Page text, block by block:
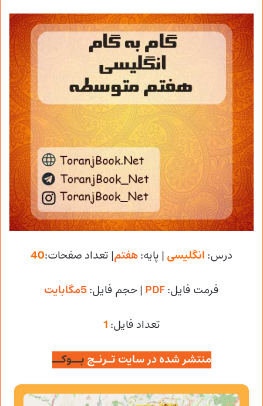
درس: انگلیسی | پایه:هفتم| تعداد صفحات:40
فرمت فایل:PDF | حجم فایل:
تعداد فایل: 1
منتشر شده در سایت تـرنـج بــوکــ